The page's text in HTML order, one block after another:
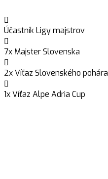
Účastník Ligy majstrov
7x Majster Slovenska
2x Víťaz Slovenského pohára
1x Víťaz Alpe Adria Cup